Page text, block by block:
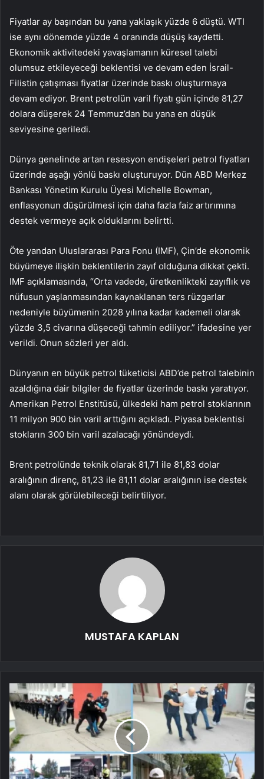
Fiyatlar ay başından bu yana yaklaşık yüzde 6 düştü. WTI
ise aynı dönemde yüzde 4 oranında düşüş kaydetti.
Ekonomik aktivitedeki yavaşlamanın küresel talebi
olumsuz etkileyeceği beklentisi ve devam eden İsrail-
Filistin çatışması fiyatlar üzerinde baskı oluşturmaya
devam ediyor. Brent petrolün varil fiyatı gün içinde 81,27
dolara düşerek 24 Temmuz’dan bu yana en düşük
seviyesine geriledi.
Dünya genelinde artan resesyon endişeleri petrol fiyatları
üzerinde aşağı yönlü baskı oluşturuyor. Dün ABD Merkez
Bankası Yönetim Kurulu Üyesi Michelle Bowman,
enflasyonun düşürülmesi için daha fazla faiz artırımına
destek vermeye açık olduklarını belirtti.
Öte yandan Uluslararası Para Fonu (IMF), Çin’de ekonomik
büyümeye ilişkin beklentilerin zayıf olduğuna dikkat çekti.
IMF açıklamasında, “Orta vadede, üretkenlikteki zayıflık ve
nüfusun yaşlanmasından kaynaklanan ters rüzgarlar
nedeniyle büyümenin 2028 yılına kadar kademeli olarak
yüzde 3,5 civarına düşeceği tahmin ediliyor.” ifadesine yer
verildi. Onun sözleri yer aldı.
Dünyanın en büyük petrol tüketicisi ABD’de petrol talebinin
azaldığına dair bilgiler de fiyatlar üzerinde baskı yaratıyor.
Amerikan Petrol Enstitüsü, ülkedeki ham petrol stoklarının
11 milyon 900 bin varil arttığını açıkladı. Piyasa beklentisi
stokların 300 bin varil azalacağı yönündeydi.
Brent petrolünde teknik olarak 81,71 ile 81,83 dolar
aralığının direnç, 81,23 ile 81,11 dolar aralığının ise destek
alanı olarak görülebileceği belirtiliyor.
MUSTAFA KAPLAN